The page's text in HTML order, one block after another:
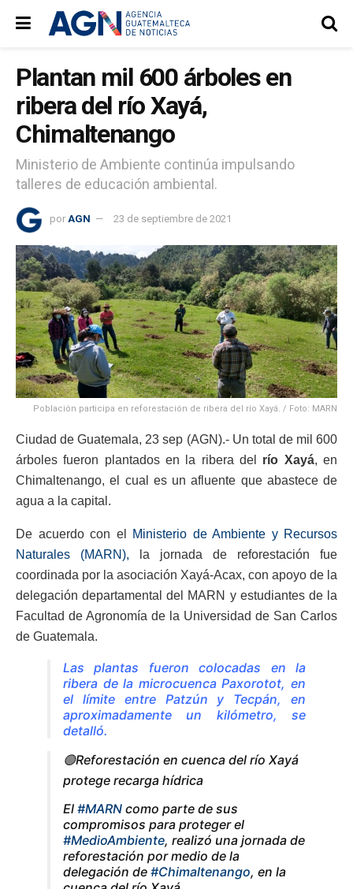
Plantan mil 600 árboles en
ribera del río Xayá,
Chimaltenango
Ministerio de Ambiente continúa impulsando
talleres de educación ambiental.
por AGN 23 de septiembre de 2021
Población participa en reforestación de ribera del río Xayá. / Foto: MARN
Ciudad de Guatemala, 23 sep (AGN).- Un total de mil 600
árboles fueron plantados en la ribera del río Xayá, en
Chimaltenango, el cual es un afluente que abastece de
agua a la capital.
De acuerdo con el
Ministerio de Ambiente y Recursos
Naturales (MARN), la jornada de reforestación fue
coordinada por la asociación Xayá-Acax, con apoyo de la
delegación departamental del MARN y estudiantes de la
Facultad de Agronomía de la Universidad de San Carlos
de Guatemala.
Las plantas fueron colocadas en la
ribera de la microcuenca Paxorotot, en
el límite entre Patzún y Tecpán, en
aproximadamente un kilómetro, se
detalló.
🟢Reforestación en cuenca del río Xayá
protege recarga hídrica
El #MARN como parte de sus
compromisos para proteger el
#MedioAmbiente, realizó una jornada de
reforestación por medio de la
delegación de #Chimaltenango, en la